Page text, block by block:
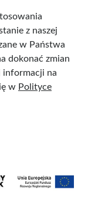
z naszej
w Państwa
dokonać zmian
informacji na
w Polityce